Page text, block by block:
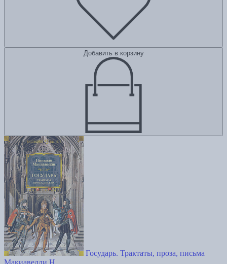
Добавить в корзину
Государь. Трактаты, проза, письма
Макиавелли Н.